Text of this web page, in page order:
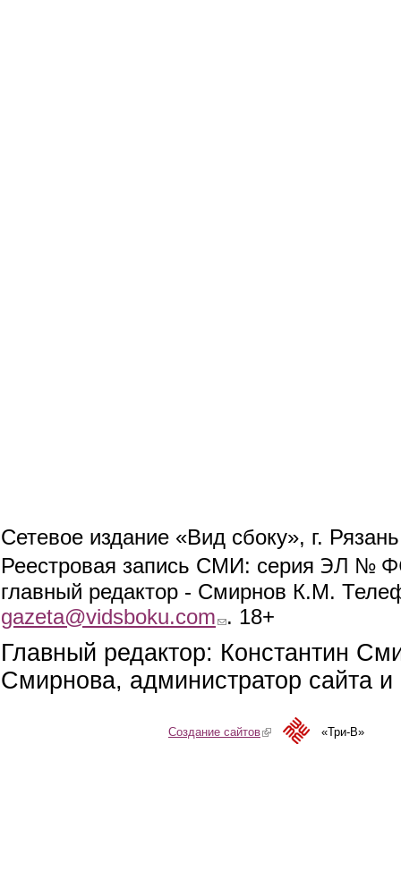
Сетевое издание «Вид сбоку», г.
Реестровая запись СМИ: серия ЭЛ №
главный редактор - Смирнов К.М.
gazeta@vidsboku.com (link sends e-mail)
. 18+
Главный редактор: Константин
Смирнова, администратор сайта
Создание сайтов(link is external)«Три-В»